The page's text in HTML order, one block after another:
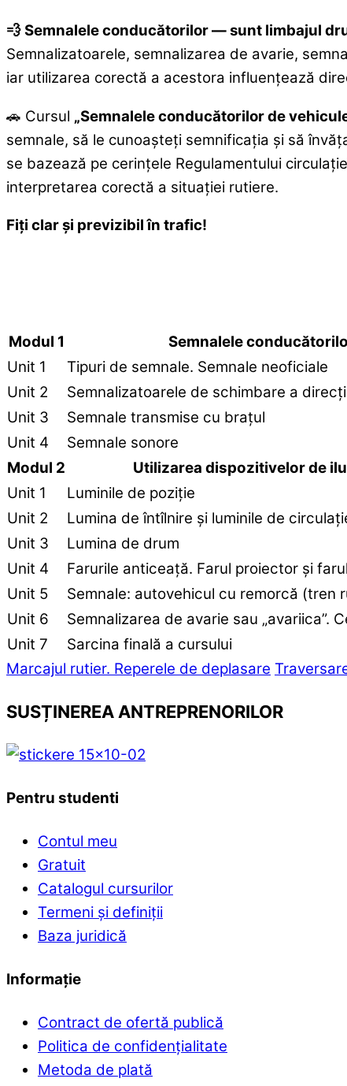
💨 Semnalele conducătorilor — sunt limbajul
Semnalizatoarele, semnalizarea de avarie,
iar utilizarea corectă a acestora influențează
🚗 Cursul „Semnalele conducătorilor de
semnale, să le cunoașteți semnificația și să
se bazează pe cerințele Regulamentului
interpretarea corectă a situației rutiere.
Fiți clar și previzibil în trafic!
Modul 1
Semnalele
Unit 1
Tipuri de semnale. Semnale neoficiale
Unit 2
Semnalizatoarele de schimbare a
Unit 3
Semnale transmise cu brațul
Unit 4
Semnale sonore
Modul 2
Utilizarea dispozitivelor de
Unit 1
Luminile de poziție
Unit 2
Lumina de întîlnire și luminile de
Unit 3
Lumina de drum
Unit 4
Farurile anticeață. Farul proiector și
Unit 5
Semnale: autovehicul cu remorcă (tren
Unit 6
Semnalizarea de avarie sau „avariica”.
Unit 7
Sarcina finală a cursului
Marcajul rutier. Reperele de deplasare
SUSȚINEREA ANTREPRENORILOR
Pentru studenti
Contul meu
Gratuit
Catalogul cursurilor
Termeni și definiții
Baza juridică
Informație
Contract de ofertă publică
Politica de confidențialitate
Metoda de plată